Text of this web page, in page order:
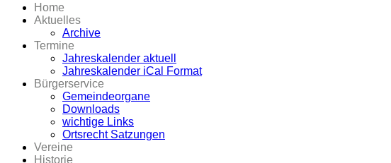
Home
Aktuelles
Archive
Termine
Jahreskalender aktuell
Jahreskalender iCal Format
Bürgerservice
Gemeindeorgane
Downloads
wichtige Links
Ortsrecht Satzungen
Vereine
Historie